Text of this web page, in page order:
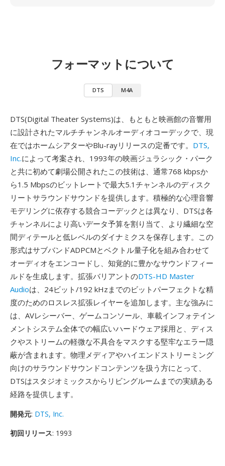
フォーマットについて
DTS M4A
DTS(Digital Theater Systems)は、もともと映画館の音響用
に設計されたマルチチャンネルオーディオコーデックで、現
在ではホームシアターやBlu-rayリリースの定番です。 DTS,
Inc.によって考案され、1993年の映画ジュラシック・パーク
と共に初めて劇場公開されたこの技術は、通常768 kbpsか
ら1.5 Mbpsのビットレートで最大5.1チャンネルのディスク
リートサラウンドサウンドを提供します。積極的な心理音響
モデリングに依存する競合コーデックとは異なり、DTSは各
チャンネルにより高いデータ予算を割り当て、より繊細な空
間ディテールと低レベルのダイナミクスを保存します。この
形式はサブバンドADPCMとベクトル量子化を組み合わせて
オーディオをエンコードし、知覚的に豊かなサウンドフィー
ルドを生成します。拡張バリアントのDTS-HD Master
Audioは、24ビット/192 kHzまでのビットパーフェクトな精
度のためのロスレス拡張レイヤーを追加します。主な強みに
は、AVレシーバー、ゲームコンソール、車載インフォテイン
メントシステム全体での幅広いハードウェア採用と、ディス
クやストリームの軽微な不具合をマスクする堅牢なエラー隠
蔽が含まれます。物理メディアやハイエンドストリーミング
向けのサラウンドサウンドコンテンツを扱う方にとって、
DTSはスタジオミックスからリビングルームまでの実績ある
経路を提供します。
開発元: DTS, Inc.
初回リリース: 1993